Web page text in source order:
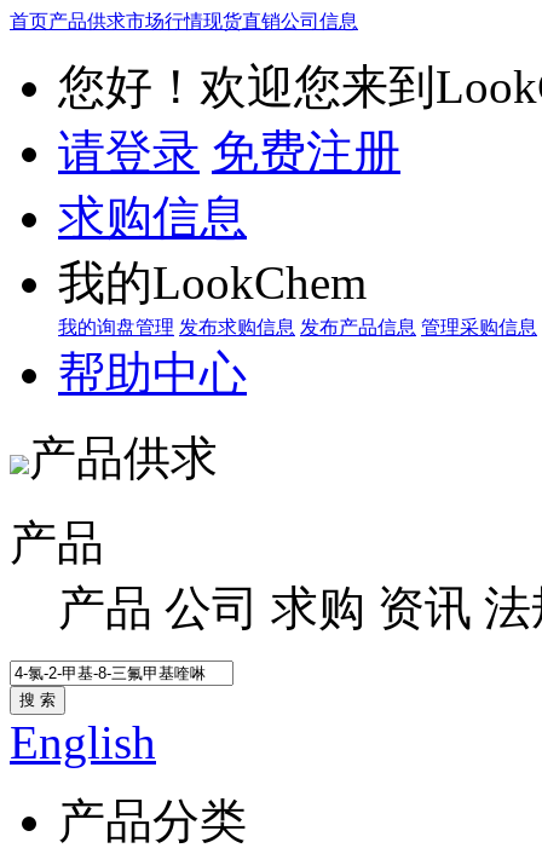
首页产品供求市场行情现货直销公司信息
您好！欢迎您来到
请登录 免费注册
求购信息
我的LookChem
我的询盘管理 发布求购信息 发布产品信息 管理采购信息
帮助中心
产品供求
产品
产品 公司 求购 资讯 法
搜 索
English
产品分类